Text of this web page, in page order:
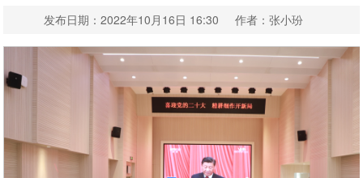
发布日期：2022年10月16日 16:30 作者：张小玢